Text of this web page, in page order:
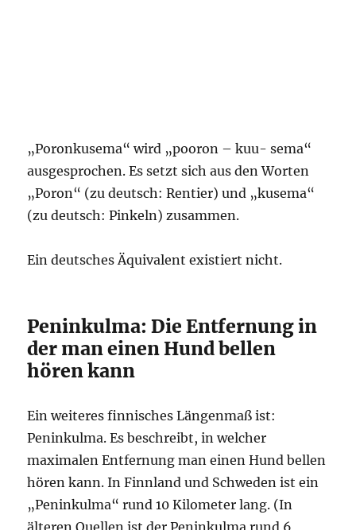
„Poronkusema“ wird „pooron – kuu- sema“
ausgesprochen. Es setzt sich aus den Worten
„Poron“ (zu deutsch: Rentier) und „kusema“
(zu deutsch: Pinkeln) zusammen.
Ein deutsches Äquivalent existiert nicht.
Peninkulma: Die Entfernung in
der man einen Hund bellen
hören kann
Ein weiteres finnisches Längenmaß ist:
Peninkulma. Es beschreibt, in welcher
maximalen Entfernung man einen Hund bellen
hören kann. In Finnland und Schweden ist ein
„Peninkulma“ rund 10 Kilometer lang. (In
älteren Quellen ist der Peninkulma rund 6